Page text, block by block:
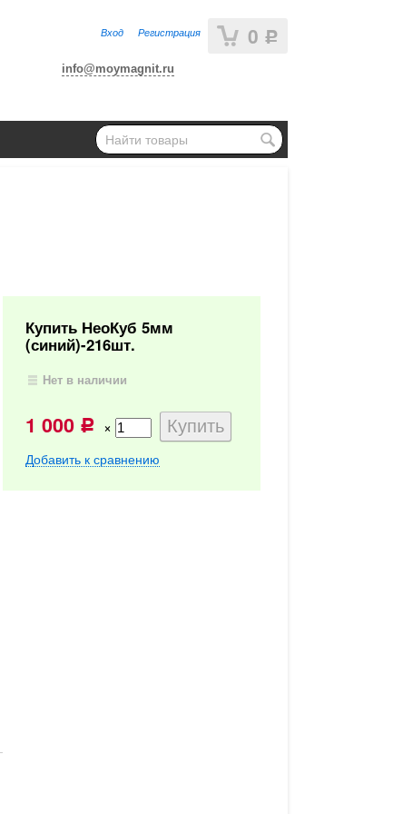
0 Р
Вход Регистрация
info@moymagnit.ru
Купить НеоКуб 5мм
(синий)-216шт.
Нет в наличии
1 000 Р ×
Добавить к сравнению